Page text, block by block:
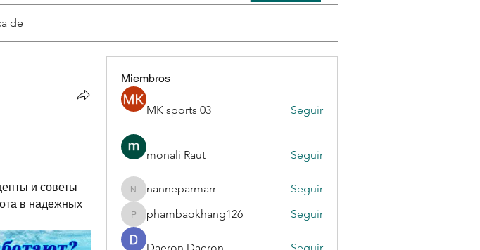
de
и советы
в надежных
Miembros
MK sports 03 Seguir
monali Raut Seguir
nanneparmarr
nanneparmarr Seguir
phambaokhang126
phambaokhang126 Seguir